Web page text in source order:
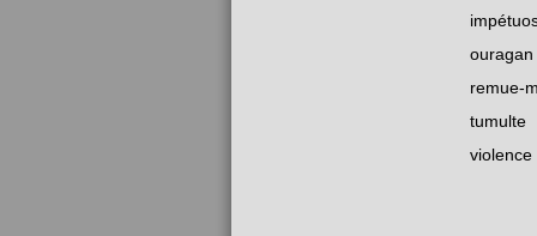
ouragan
remue-
tumulte
violence